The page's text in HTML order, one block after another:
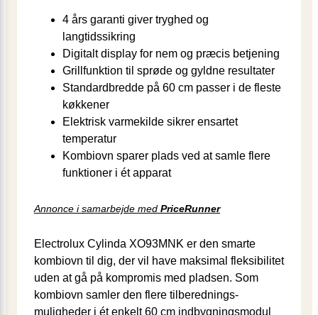
4 års garanti giver tryghed og
langtidssikring
Digitalt display for nem og præcis betjening
Grillfunktion til sprøde og gyldne resultater
Standardbredde på 60 cm passer i de fleste
køkkener
Elektrisk varmekilde sikrer ensartet
temperatur
Kombiovn sparer plads ved at samle flere
funktioner i ét apparat
Annonce i samarbejde med PriceRunner
Electrolux Cylinda XO93MNK er den smarte
kombiovn til dig, der vil have maksimal fleksibilitet
uden at gå på kompromis med pladsen. Som
kombiovn samler den flere tilberednings­
muligheder i ét enkelt 60 cm indbygningsmodul